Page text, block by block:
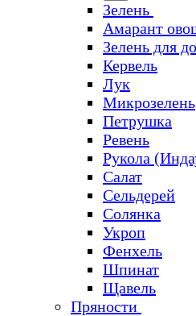
Зелень
Амарант
Зелень для
Кервель
Лук
Микрозелень
Петрушка
Ревень
Рукола
Салат
Сельдерей
Солянка
Укроп
Фенхель
Шпинат
Щавель
Пряности